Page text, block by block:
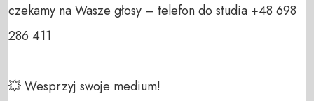
czekamy na Wasze głosy – telefon do studia +48 698
286 411
💥 Wesprzyj swoje medium!